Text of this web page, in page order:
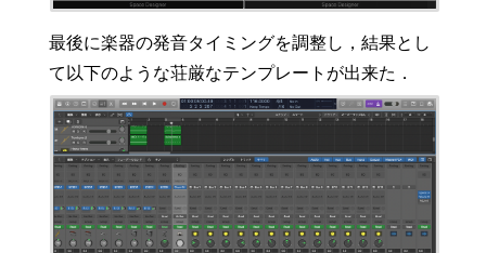
最後に楽器の発音タイミングを調整し，結果とし
て以下のような荘厳なテンプレートが出来た．